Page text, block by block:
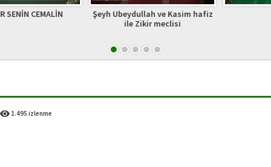
CEMALİN
Şeyh Ubeydullah ve Kasim hafiz
ile Zikir meclisi
1.495 izlenme